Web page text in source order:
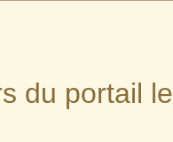
du portail